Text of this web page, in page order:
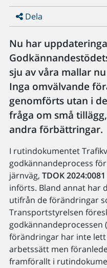
Dela
Nu har
sju av våra mallar
Inga omvälvande
genomförts utan i
fråga om små
andra förbättringar.
I rutindokumentet
godkännandeprocess
järnväg, TDOK 2024:0081
införts. Bland annat har
utifrån de förändringar
Transportstyrelsen
godkännandeprocessen
förändringar har inte
arbetssätt men
framförallt i